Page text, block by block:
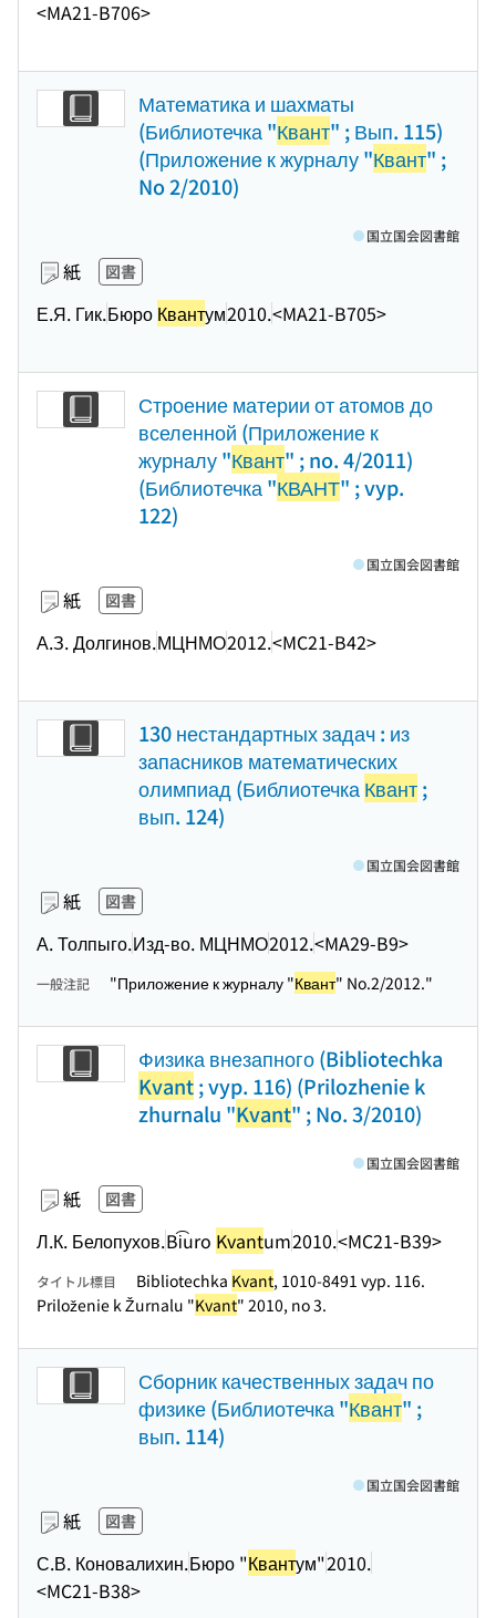
<MA21-B706>
Математика и шахматы
(Библиотечка "Квант" ; Вып. 115)
(Приложение к журналу "Квант" ;
No 2/2010)
紙 図書
Е.Я. Гик.Бюро Квантум2010.<MA21-B705>
国立国会図書館
Строение материи от атомов до
вселенной (Приложение к
журналу "Квант" ; no. 4/2011)
(Библиотечка "КВАНТ" ; vyp.
122)
紙 図書
А.З. Долгинов.МЦНМО2012.<MC21-B42>
国立国会図書館
130 нестандартных задач : из
запасников математических
олимпиад (БиблиотечкаКвант;
вып. 124)
紙 図書
А. Толпыго.Изд-во. МЦНМО2012.<MA29-B9>
国立国会図書館
一般注記 "Приложение к журналу "Квант" No.2/2012."
Физика внезапного (Bibliotechka
Kvant; vyp. 116) (Prilozhenie k
zhurnalu "Kvant" ; No. 3/2010)
紙 図書
Л.К. Белопухов.Bi͡uro Kvantum2010.<MC21-B39>
国立国会図書館
タイトル標目 Bibliotechka Kvant, 1010-8491 vyp. 116.
Priloženie k Žurnalu "Kvant" 2010, no 3.
Сборник качественных задач по
физике (Библиотечка "Квант" ;
вып. 114)
紙 図書
С.В. Коновалихин.Бюро "Квантум"2010.
<MC21-B38>
国立国会図書館